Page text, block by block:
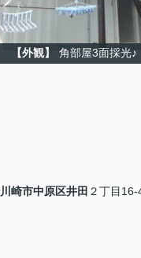
【外観】 角部屋3面採光♪
川崎市中原区井田 ２丁目16-